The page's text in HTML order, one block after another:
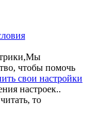
чтобы помочь
свои настройки
настроек..
то